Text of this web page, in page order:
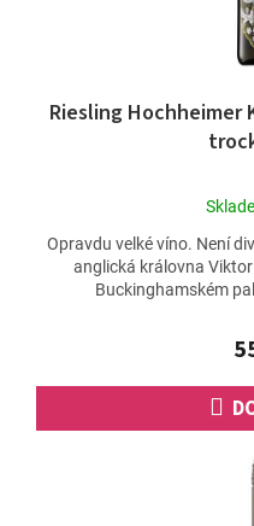
Riesling Hochheimer
Opravdu velké víno. Není
anglická královna
Buckinghamském